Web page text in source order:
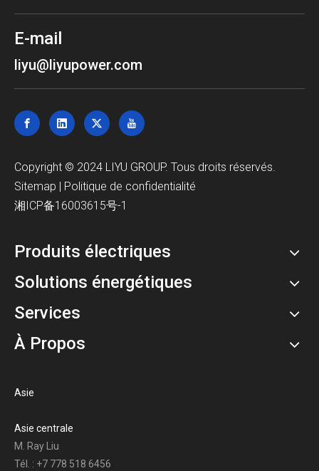
E-mail
liyu@liyupower.com
Copyright © 2024 LIYU GROUP. Tous droits réservés.
Sitemap
Politique de confidentialité
湘ICP备16003615号-1
Produits électriques
Solutions énergétiques
Services
À Propos
Asie
Asie centrale
M. Ray Liu
Tél. : +7 778 518 6456